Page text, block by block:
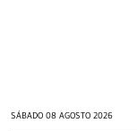
SÁBADO 08 AGOSTO 2026